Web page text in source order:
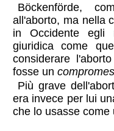
Böckenförde,
all'aborto, ma nella
in Occidente egli
giuridica come
considerare
fosse un
Più grave
era invece per lui
che lo usasse come